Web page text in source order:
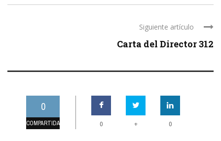
Siguiente artículo
Carta del Director 312
0
COMPARTIDAS 0 + 0